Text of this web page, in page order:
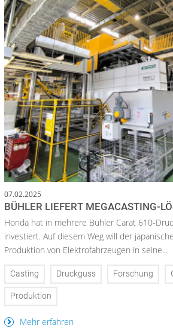
07.02.2025
BÜHLER LIEFERT MEGACASTING-
Honda hat in mehrere Bühler Carat 610-
investiert. Auf diesem Weg will der
Produktion von Elektrofahrzeugen in seine...
Casting Druckguss Forschung
Produktion
Mehr erfahren